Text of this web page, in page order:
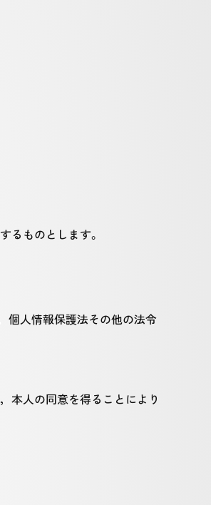
るものとします。
個人情報保護法その他の法令
本人の同意を得ることにより